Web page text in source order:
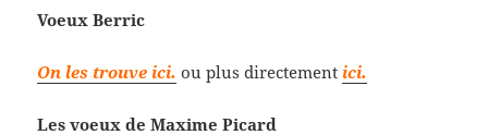
Voeux Berric
On les trouve ici. ou plus directement ici.
Les voeux de Maxime Picard